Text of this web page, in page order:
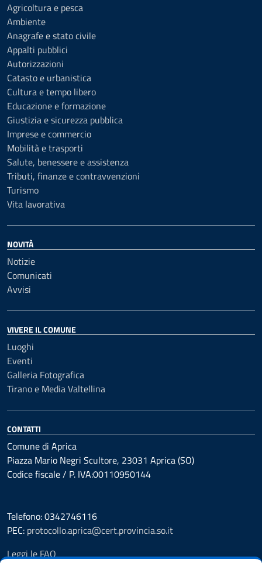
Agricoltura e pesca
Ambiente
Anagrafe e stato civile
Appalti pubblici
Autorizzazioni
Catasto e urbanistica
Cultura e tempo libero
Educazione e formazione
Giustizia e sicurezza pubblica
Imprese e commercio
Mobilità e trasporti
Salute, benessere e assistenza
Tributi, finanze e contravvenzioni
Turismo
Vita lavorativa
NOVITÀ
Notizie
Comunicati
Avvisi
VIVERE IL COMUNE
Luoghi
Eventi
Galleria Fotografica
Tirano e Media Valtellina
CONTATTI
Comune di Aprica
Piazza Mario Negri Scultore, 23031 Aprica (SO)
Codice fiscale / P. IVA:00110950144
Telefono: 0342746116
PEC: protocollo.aprica@cert.provincia.so.it
Leggi le FAQ